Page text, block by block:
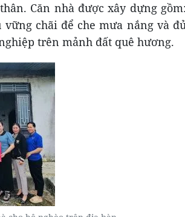
Căn nhà được xây dựng gồm:
chãi để che mưa nắng và
trên mảnh đất quê hương.